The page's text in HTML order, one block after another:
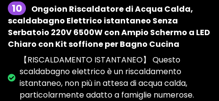
10
Ongoion Riscaldatore di Acqua Calda,
scaldabagno Elettrico istantaneo Senza
Serbatoio 220V 6500W con Ampio Schermo a LED
Chiaro con Kit soffione per Bagno Cucina
【RISCALDAMENTO ISTANTANEO】 Questo
scaldabagno elettrico è un riscaldamento
istantaneo, non più in attesa di acqua calda,
particolarmente adatto a famiglie numerose.